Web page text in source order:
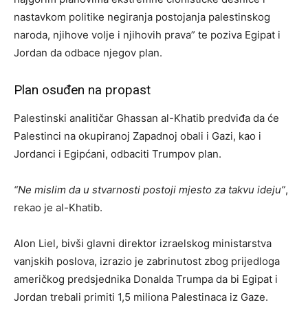
nastavkom politike negiranja postojanja palestinskog
naroda, njihove volje i njihovih prava” te poziva Egipat i
Jordan da odbace njegov plan.
Plan osuđen na propast
Palestinski analitičar Ghassan al-Khatib predviđa da će
Palestinci na okupiranoj Zapadnoj obali i Gazi, kao i
Jordanci i Egipćani, odbaciti Trumpov plan.
“Ne mislim da u stvarnosti postoji mjesto za takvu ideju”,
rekao je al-Khatib.
Alon Liel, bivši glavni direktor izraelskog ministarstva
vanjskih poslova, izrazio je zabrinutost zbog prijedloga
američkog predsjednika Donalda Trumpa da bi Egipat i
Jordan trebali primiti 1,5 miliona Palestinaca iz Gaze.